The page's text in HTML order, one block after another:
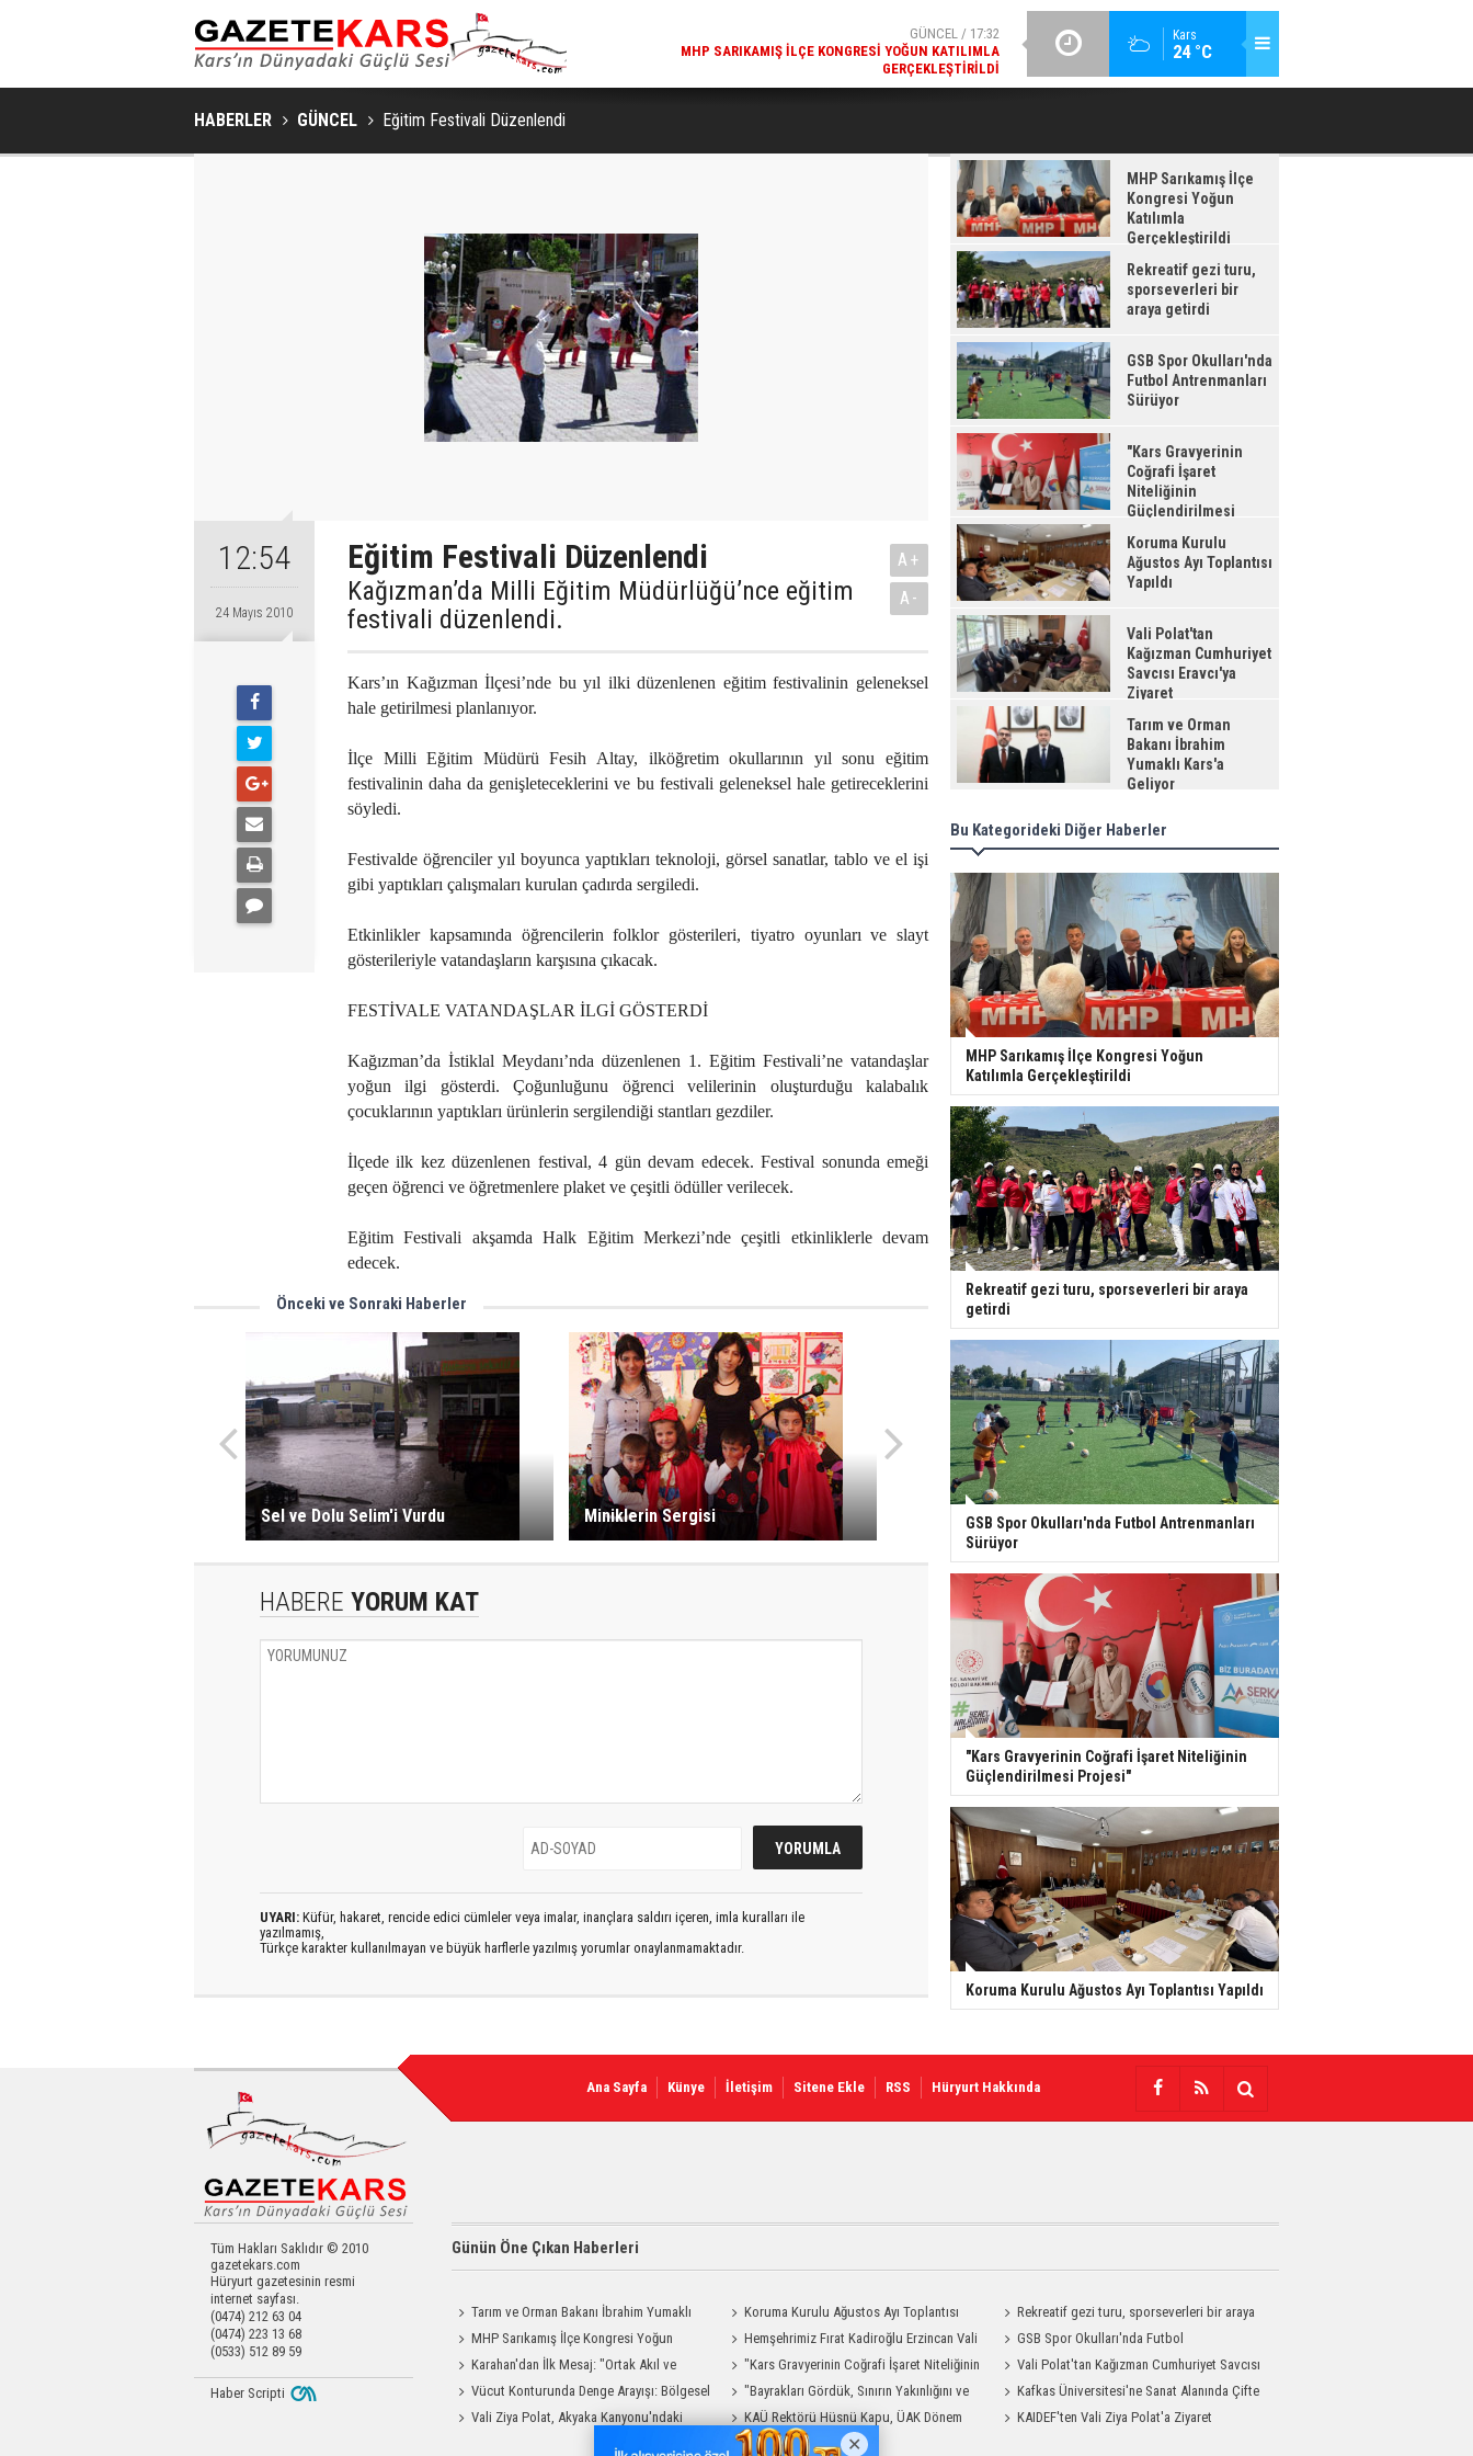
Kars
24 °C
GÜNCEL / 17:08
REKREATIF GEZI TURU, SPORSEVERLERI BIR ARAYA GETIRDI
GSB SPOR OKULLARI'NDA FUTBOL ANTRENMANLARI SÜRÜYOR
HABERLER GÜNCEL Eğitim Festivali Düzenlendi
12:54
24 Mayıs 2010
Eğitim Festivali Düzenlendi
Kağızman’da Milli Eğitim Müdürlüğü’nce eğitim
festivali düzenlendi.
A+
A-
Kars’ın Kağızman İlçesi’nde bu yıl ilki düzenlenen eğitim festivalinin geleneksel
hale getirilmesi planlanıyor.
İlçe Milli Eğitim Müdürü Fesih Altay, ilköğretim okullarının yıl sonu eğitim
festivalinin daha da genişleteceklerini ve bu festivali geleneksel hale getireceklerini
söyledi.
Festivalde öğrenciler yıl boyunca yaptıkları teknoloji, görsel sanatlar, tablo ve el işi
gibi yaptıkları çalışmaları kurulan çadırda sergiledi.
Etkinlikler kapsamında öğrencilerin folklor gösterileri, tiyatro oyunları ve slayt
gösterileriyle vatandaşların karşısına çıkacak.
FESTİVALE VATANDAŞLAR İLGİ GÖSTERDİ
Kağızman’da İstiklal Meydanı’nda düzenlenen 1. Eğitim Festivali’ne vatandaşlar
yoğun ilgi gösterdi. Çoğunluğunu öğrenci velilerinin oluşturduğu kalabalık
çocuklarının yaptıkları ürünlerin sergilendiği stantları gezdiler.
İlçede ilk kez düzenlenen festival, 4 gün devam edecek. Festival sonunda emeği
geçen öğrenci ve öğretmenlere plaket ve çeşitli ödüller verilecek.
Eğitim Festivali akşamda Halk Eğitim Merkezi’nde çeşitli etkinliklerle devam
edecek.
Önceki ve Sonraki Haberler
Sel ve Dolu Selim'i Vurdu Miniklerin Sergisi
HABERE YORUM KAT
UYARI: Küfür, hakaret, rencide edici cümleler veya imalar, inançlara saldırı içeren, imla kuralları ile
yazılmamış,
Türkçe karakter kullanılmayan ve büyük harflerle yazılmış yorumlar onaylanmamaktadır.
MHP Sarıkamış İlçe
Kongresi Yoğun
Katılımla
Gerçekleştirildi
Rekreatif gezi turu,
sporseverleri bir
araya getirdi
GSB Spor Okulları'nda
Futbol Antrenmanları
Sürüyor
"Kars Gravyerinin
Coğrafi İşaret
Niteliğinin
Güçlendirilmesi
Projesi"
Koruma Kurulu
Ağustos Ayı Toplantısı
Yapıldı
Vali Polat'tan
Kağızman Cumhuriyet
Savcısı Eravcı'ya
Ziyaret
Tarım ve Orman
Bakanı İbrahim
Yumaklı Kars'a
Geliyor
Bu Kategorideki Diğer Haberler
MHP Sarıkamış İlçe Kongresi Yoğun
Katılımla Gerçekleştirildi
Rekreatif gezi turu, sporseverleri bir araya
getirdi
GSB Spor Okulları'nda Futbol Antrenmanları
Sürüyor
"Kars Gravyerinin Coğrafi İşaret Niteliğinin
Güçlendirilmesi Projesi"
Koruma Kurulu Ağustos Ayı Toplantısı Yapıldı
Ana Sayfa Künye İletişim Sitene Ekle RSS Hüryurt Hakkında
Tüm Hakları Saklıdır © 2010
gazetekars.com
Hüryurt gazetesinin resmi
internet sayfası.
(0474) 212 63 04
(0474) 223 13 68
(0533) 512 89 59
Günün Öne Çıkan Haberleri
Tarım ve Orman Bakanı İbrahim Yumaklı
Kars'a Geliyor
Koruma Kurulu Ağustos Ayı Toplantısı
Yapıldı
Rekreatif gezi turu, sporseverleri bir araya
getirdi
MHP Sarıkamış İlçe Kongresi Yoğun
Katılımla Gerçekleştirildi
Hemşehrimiz Fırat Kadiroğlu Erzincan Vali
Yardımcılığına Atandı
GSB Spor Okulları'nda Futbol
Antrenmanları Sürüyor
Karahan'dan İlk Mesaj: "Ortak Akıl ve
Dayanışmayla Çalışacağız"
"Kars Gravyerinin Coğrafi İşaret Niteliğinin
Güçlendirilmesi Projesi"
Vali Polat'tan Kağızman Cumhuriyet Savcısı
Eravcı'ya Ziyaret
Vücut Konturunda Denge Arayışı: Bölgesel
Yağ Alma Sürecinin Tüm Aşamaları
"Bayrakları Gördük, Sınırın Yakınlığını ve
Uzaklığını Aynı Anda Hissettik"
Kafkas Üniversitesi'ne Sanat Alanında Çifte
Gurur
Vali Ziya Polat, Akyaka Kanyonu'ndaki
KAÜ Rektörü Hüsnü Kapu, ÜAK Dönem
Başkanlığını Devretti
KAIDEF'ten Vali Ziya Polat'a Ziyaret
Haber Scripti